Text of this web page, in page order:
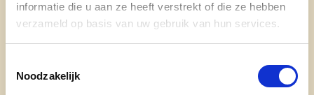
informatie die u aan ze heeft verstrekt of die ze hebben
verzameld op basis van uw gebruik van hun services.
Noodzakelijk
Ontdek
onze partij